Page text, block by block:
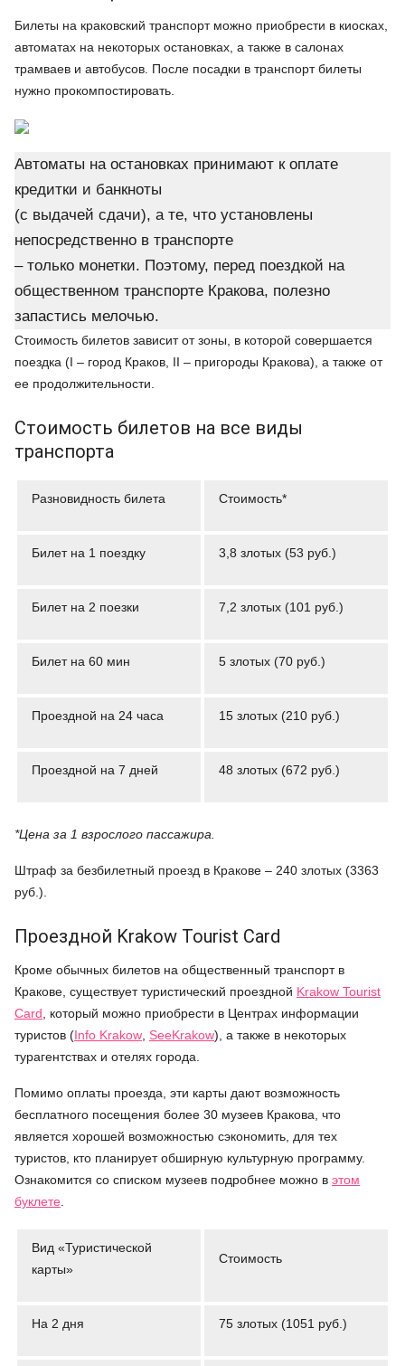
Билеты на краковский транспорт можно приобрести в киосках,
автоматах на некоторых остановках, а также в салонах
трамваев и автобусов. После посадки в транспорт билеты
нужно прокомпостировать.
Автоматы на остановках принимают к оплате
кредитки и банкноты
(с выдачей сдачи), а те, что установлены
непосредственно в транспорте
– только монетки. Поэтому, перед поездкой на
общественном транспорте Кракова, полезно
запастись мелочью.
Стоимость билетов зависит от зоны, в которой совершается
поездка (I – город Краков, II – пригороды Кракова), а также от
ее продолжительности.
Стоимость билетов на все виды
транспорта
Разновидность билета Стоимость*
Билет на 1 поездку 3,8 злотых (53 руб.)
Билет на 2 поезки 7,2 злотых (101 руб.)
Билет на 60 мин 5 злотых (70 руб.)
Проездной на 24 часа 15 злотых (210 руб.)
Проездной на 7 дней 48 злотых (672 руб.)
*Цена за 1 взрослого пассажира.
Штраф за безбилетный проезд в Кракове – 240 злотых (3363
руб.).
Проездной Krakow Tourist Card
Кроме обычных билетов на общественный транспорт в
Кракове, существует туристический проездной Krakow Tourist
Card , который можно приобрести в Центрах информации
туристов (Info Krakow SeeKrakow), а также в некоторых
турагентствах и отелях города.
Помимо оплаты проезда, эти карты дают возможность
бесплатного посещения более 30 музеев Кракова, что
является хорошей возможностью сэкономить, для тех
туристов, кто планирует обширную культурную программу.
Ознакомится со списком музеев подробнее можно в этом
буклете
Вид «Туристической
карты»
Стоимость
На 2 дня 75 злотых (1051 руб.)